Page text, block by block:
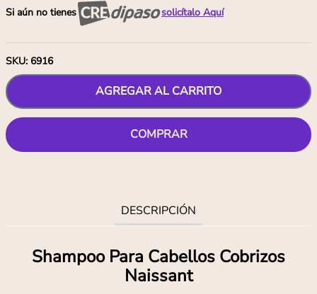
Si aún no tienes solicítalo Aquí
SKU: 6916
AGREGAR AL CARRITO
COMPRAR
DESCRIPCIÓN
Shampoo Para Cabellos Cobrizos
Naissant